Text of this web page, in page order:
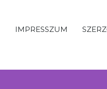
IMPRESSZUM